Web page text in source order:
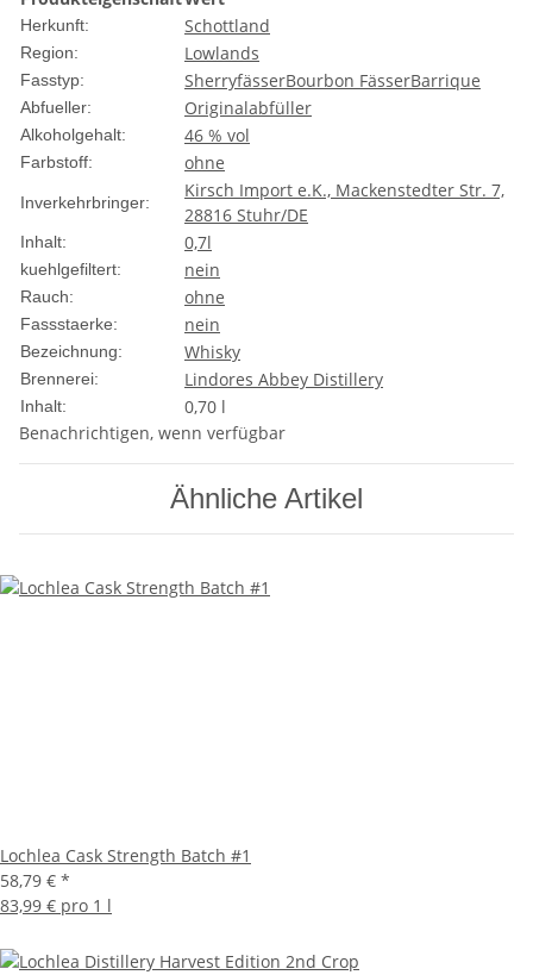
Herkunft: Schottland
Region: Lowlands
Fasstyp: SherryfässerBourbon FässerBarrique
Abfueller: Originalabfüller
Alkoholgehalt: 46 % vol
Farbstoff: ohne
Inverkehrbringer:
Kirsch Import e.K., Mackenstedter Str. 7,
28816 Stuhr/DE
Inhalt: 0,7l
kuehlgefiltert: nein
Rauch: ohne
Fassstaerke: nein
Bezeichnung: Whisky
Brennerei: Lindores Abbey Distillery
Inhalt:
0,70 l
Benachrichtigen, wenn verfügbar
Ähnliche Artikel
Lochlea Cask Strength Batch #1
58,79 € *
83,99 € pro 1 l